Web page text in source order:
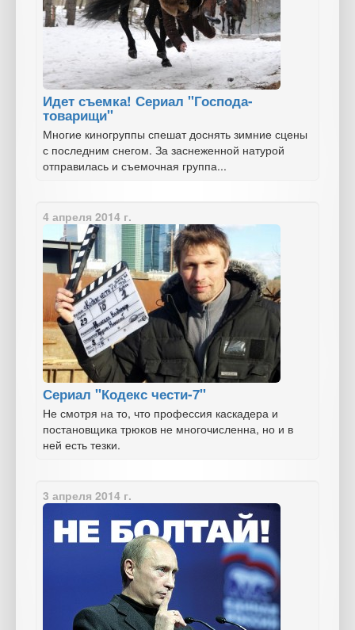
Идет съемка! Сериал "Господа-
товарищи"
Многие киногруппы спешат доснять зимние сцены
с последним снегом. За заснеженной натурой
отправилась и съемочная группа...
4 апреля 2014 г.
Сериал "Кодекс чести-7"
Не смотря на то, что профессия каскадера и
постановщика трюков не многочисленна, но и в
ней есть тезки.
3 апреля 2014 г.